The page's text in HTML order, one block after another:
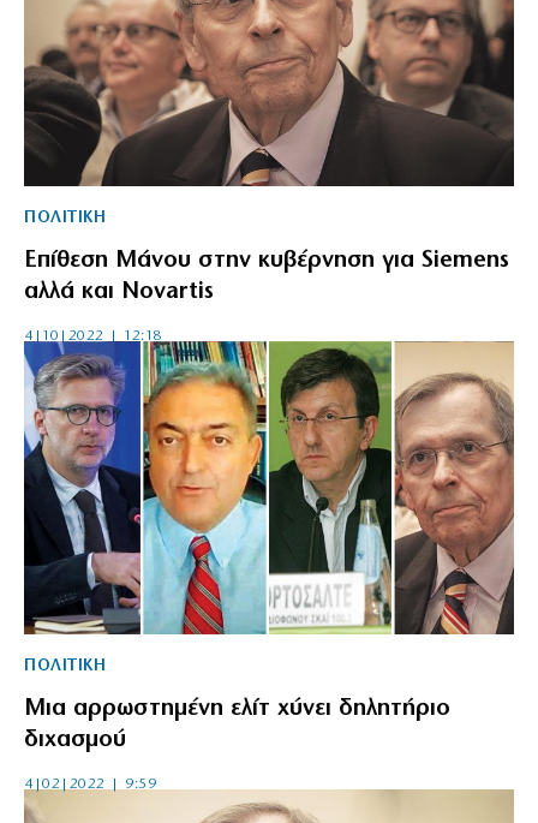
ΠΟΛΙΤΙΚΗ
Επίθεση Μάνου στην κυβέρνηση για Siemens
αλλά και Novartis
4|10|2022 | 12:18
ΠΟΛΙΤΙΚΗ
Μια αρρωστημένη ελίτ χύνει δηλητήριο
διχασμού
4|02|2022 | 9:59